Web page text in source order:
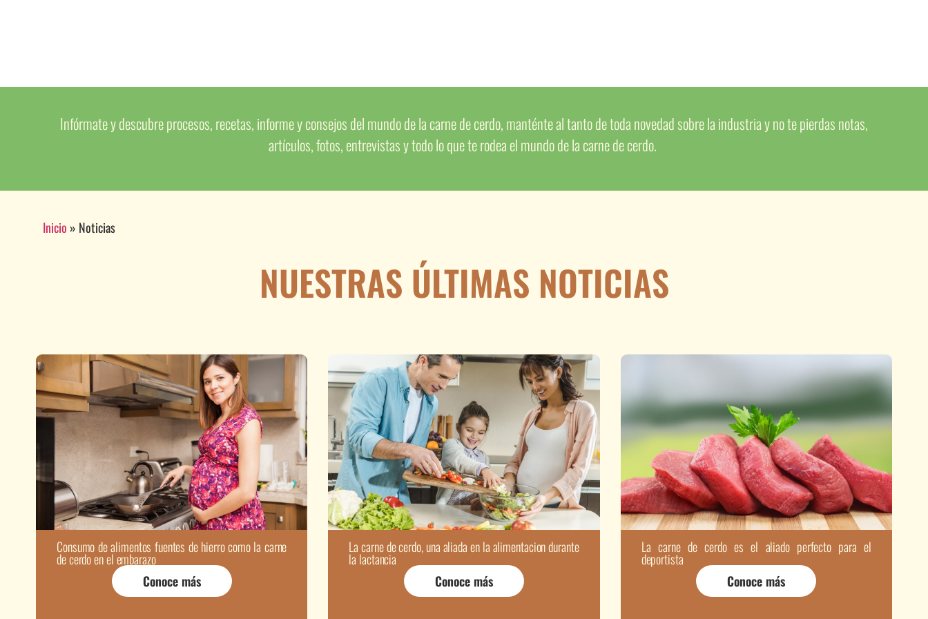
Infórmate y descubre procesos, recetas, informe y consejos del mundo de la carne de cerdo, manténte al tanto de toda novedad sobre la industria y no te pierdas notas,
artículos, fotos, entrevistas y todo lo que te rodea el mundo de la carne de cerdo.
Inicio » Noticias
NUESTRAS ÚLTIMAS NOTICIAS
Consumo de alimentos fuentes de hierro como la carne
de cerdo en el embarazo
Conoce más
La carne de cerdo, una aliada en la alimentacion durante
la lactancia
Conoce más
La carne de cerdo es el aliado perfecto para el
deportista
Conoce más